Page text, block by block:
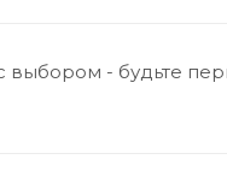
выбором - будьте